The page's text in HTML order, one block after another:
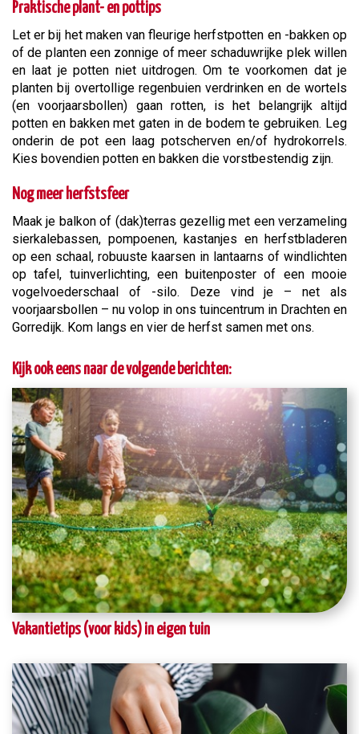
Praktische plant- en pottips
Let er bij het maken van fleurige herfstpotten en -bakken op
of de planten een zonnige of meer schaduwrijke plek willen
en laat je potten niet uitdrogen. Om te voorkomen dat je
planten bij overtollige regenbuien verdrinken en de wortels
(en voorjaarsbollen) gaan rotten, is het belangrijk altijd
potten en bakken met gaten in de bodem te gebruiken. Leg
onderin de pot een laag potscherven en/of hydrokorrels.
Kies bovendien potten en bakken die vorstbestendig zijn.
Nog meer herfstsfeer
Maak je balkon of (dak)terras gezellig met een verzameling
sierkalebassen, pompoenen, kastanjes en herfstbladeren
op een schaal, robuuste kaarsen in lantaarns of windlichten
op tafel, tuinverlichting, een buitenposter of een mooie
vogelvoederschaal of -silo. Deze vind je – net als
voorjaarsbollen – nu volop in ons tuincentrum in Drachten en
Gorredijk. Kom langs en vier de herfst samen met ons.
Kijk ook eens naar de volgende berichten:
Vakantietips (voor kids) in eigen tuin